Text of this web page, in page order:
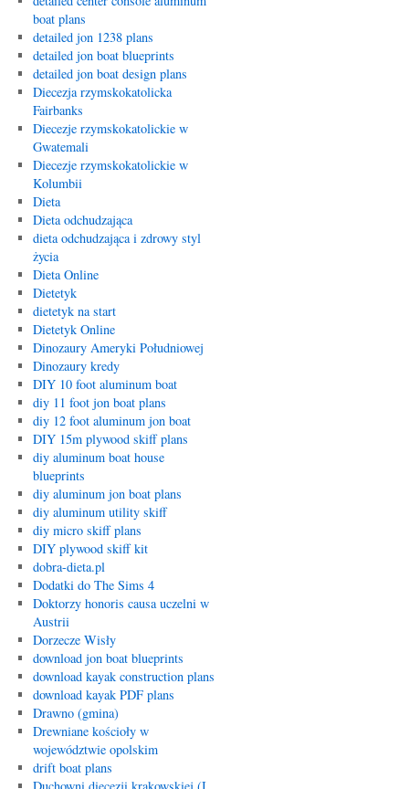
boat plans
detailed jon 1238 plans
detailed jon boat blueprints
detailed jon boat design plans
Diecezja rzymskokatolicka
Fairbanks
Diecezje rzymskokatolickie w
Gwatemali
Diecezje rzymskokatolickie w
Kolumbii
Dieta
Dieta odchudzająca
dieta odchudzająca i zdrowy styl
życia
Dieta Online
Dietetyk
dietetyk na start
Dietetyk Online
Dinozaury Ameryki Południowej
Dinozaury kredy
DIY 10 foot aluminum boat
diy 11 foot jon boat plans
diy 12 foot aluminum jon boat
DIY 15m plywood skiff plans
diy aluminum boat house
blueprints
diy aluminum jon boat plans
diy aluminum utility skiff
diy micro skiff plans
DIY plywood skiff kit
dobra-dieta.pl
Dodatki do The Sims 4
Doktorzy honoris causa uczelni w
Austrii
Dorzecze Wisły
download jon boat blueprints
download kayak construction plans
download kayak PDF plans
Drawno (gmina)
Drewniane kościoły w
województwie opolskim
drift boat plans